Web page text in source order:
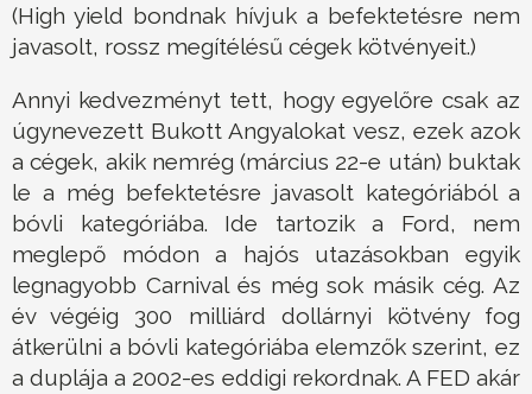
(High yield bondnak hívjuk a befektetésre nem
javasolt, rossz megítélésű cégek kötvényeit.)
Annyi kedvezményt tett, hogy egyelőre csak az
úgynevezett Bukott Angyalokat vesz, ezek azok
a cégek, akik nemrég (március 22-e után) buktak
le a még befektetésre javasolt kategóriából a
bóvli kategóriába. Ide tartozik a Ford, nem
meglepő módon a hajós utazásokban egyik
legnagyobb Carnival és még sok másik cég. Az
év végéig 300 milliárd dollárnyi kötvény fog
átkerülni a bóvli kategóriába elemzők szerint, ez
a duplája a 2002-es eddigi rekordnak. A FED akár